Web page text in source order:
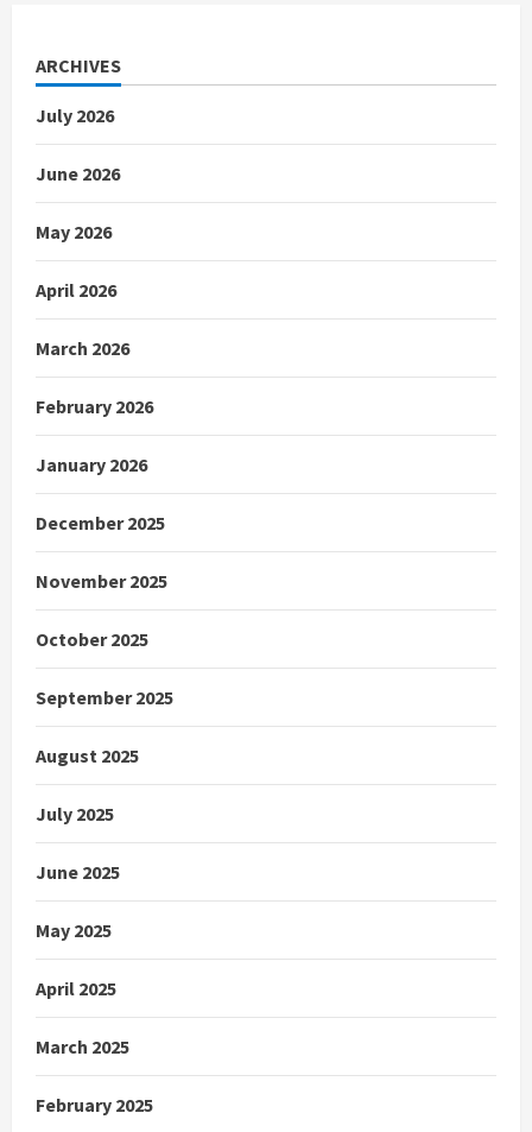
ARCHIVES
July 2026
June 2026
May 2026
April 2026
March 2026
February 2026
January 2026
December 2025
November 2025
October 2025
September 2025
August 2025
July 2025
June 2025
May 2025
April 2025
March 2025
February 2025